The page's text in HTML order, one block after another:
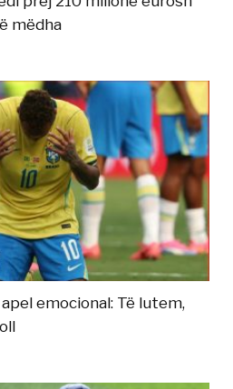
mëdha
emocional: Të lutem,